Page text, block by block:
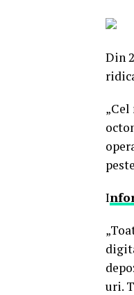
Din
„Cel
I
uri.